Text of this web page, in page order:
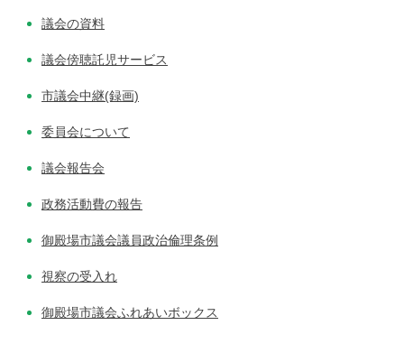
議会の資料
議会傍聴託児サービス
市議会中継(録画)
委員会について
議会報告会
政務活動費の報告
御殿場市議会議員政治倫理条例
視察の受入れ
御殿場市議会ふれあいボックス